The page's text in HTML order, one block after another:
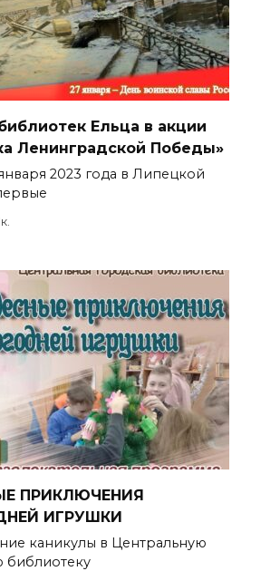
Ельца в акции
Ленинградской Победы»
2023 года в Липецкой
ПРИКЛЮЧЕНИЯ
ИГРУШКИ
каникулы в Центральную
библиотеку